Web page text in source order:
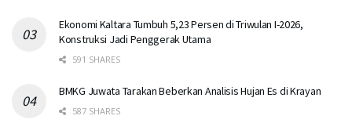
Ekonomi Kaltara Tumbuh 5,23 Persen di Triwulan I-2026,
Konstruksi Jadi Penggerak Utama
591 SHARES
BMKG Juwata Tarakan Beberkan Analisis Hujan Es di Krayan
587 SHARES